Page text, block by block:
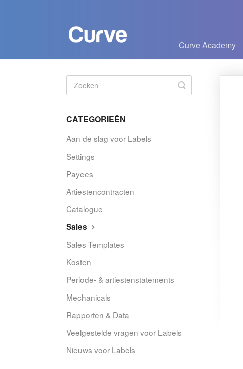
Curve Academy
Zoeken
in-/uitschakelen
CATEGORIEËN
Aan de slag voor Labels
Settings
Payees
Artiestencontracten
Catalogue
Sales
Sales Templates
Kosten
Periode- & artiestenstatements
Mechanicals
Rapporten & Data
Veelgestelde vragen voor Labels
Nieuws voor Labels